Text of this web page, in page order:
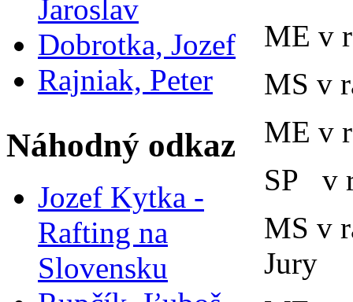
Jaroslav
Dobrotka, Jozef
Rajniak, Peter
Náhodný odkaz
Jozef Kytka -
Rafting na
Slovensku
ME v
MS v
ME v
SP v
MS v
Jury